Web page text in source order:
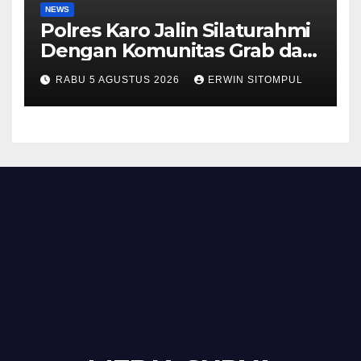
NEWS
Polres Karo Jalin Silaturahmi
Dengan Komunitas Grab dan
Giseh, Perkuat Sinergi Jaga
Kamtibmas Jelang HUT RI
ke-81
RABU 5 AGUSTUS 2026 ERWIN SITOMPUL